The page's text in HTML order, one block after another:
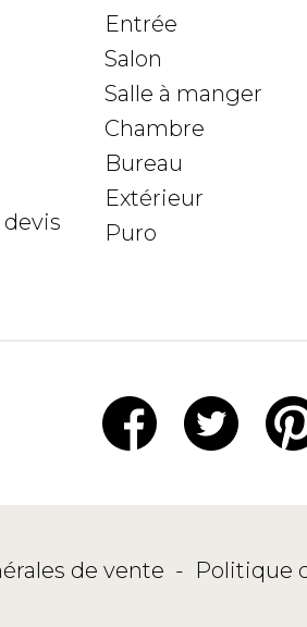
Entrée
Salon
Salle à manger
Chambre
Bureau
Extérieur
Puro
de vente - Politique